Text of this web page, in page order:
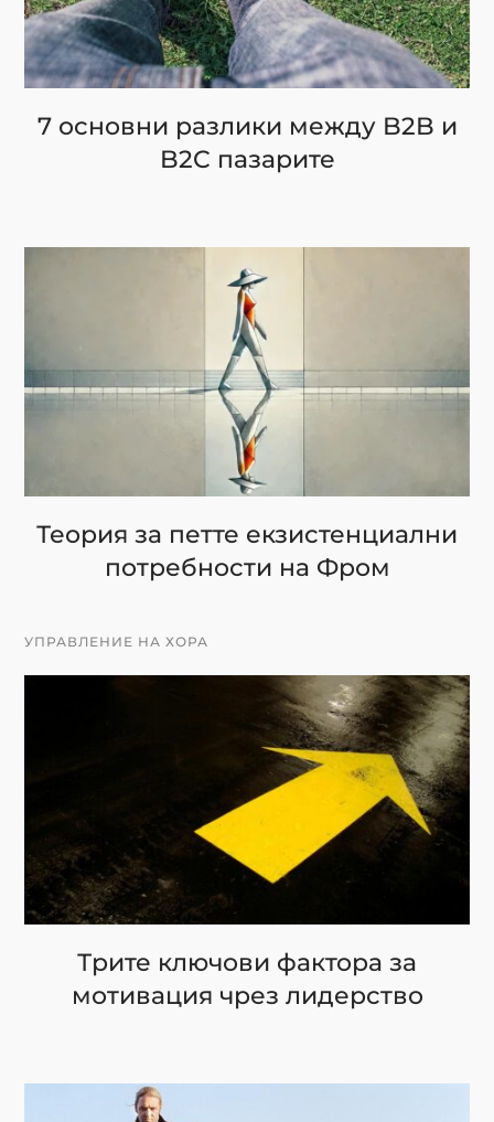
7 основни разлики между B2B и
B2C пазарите
Теория за петте екзистенциални
потребности на Фром
УПРАВЛЕНИЕ НА ХОРА
Трите ключови фактора за
мотивация чрез лидерство